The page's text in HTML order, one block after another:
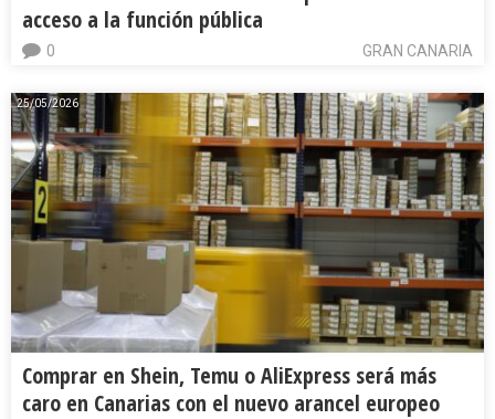
acceso a la función pública
GRAN CANARIA
0
25/05/2026
Comprar en Shein, Temu o AliExpress será más
caro en Canarias con el nuevo arancel europeo